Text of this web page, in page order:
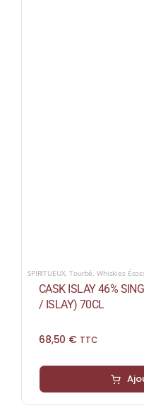
SPIRITUEUX,Tourbé, Whiskies
CASK ISLAY 46%
/ ISLAY) 70CL
68,50 € TTC